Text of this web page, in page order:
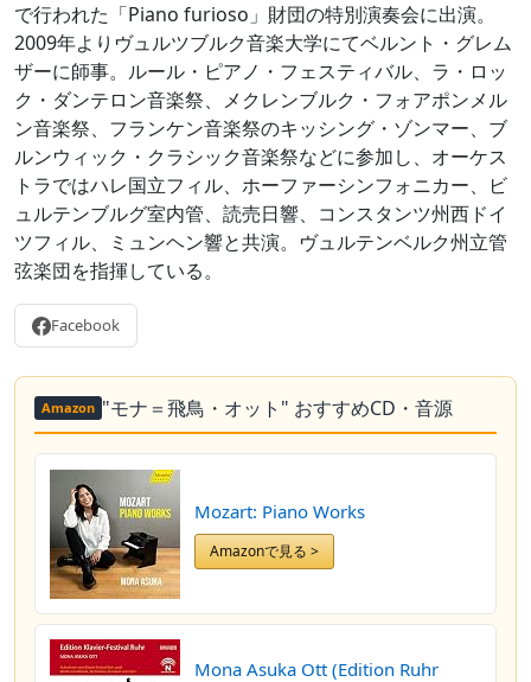
で行われた「Piano furioso」財団の特別演奏会に出演。
2009年よりヴュルツブルク音楽大学にてベルント・グレム
ザーに師事。ルール・ピアノ・フェスティバル、ラ・ロッ
ク・ダンテロン音楽祭、メクレンブルク・フォアポンメル
ン音楽祭、フランケン音楽祭のキッシング・ゾンマー、ブ
ルンウィック・クラシック音楽祭などに参加し、オーケス
トラではハレ国立フィル、ホーファーシンフォニカー、ビ
ュルテンブルグ室内管、読売日響、コンスタンツ州西ドイ
ツフィル、ミュンヘン響と共演。ヴュルテンベルク州立管
弦楽団を指揮している。
Facebook
Amazon "モナ＝飛鳥・オット" おすすめCD・音源
Mozart: Piano Works
Amazonで見る >
Mona Asuka Ott (Edition Ruhr